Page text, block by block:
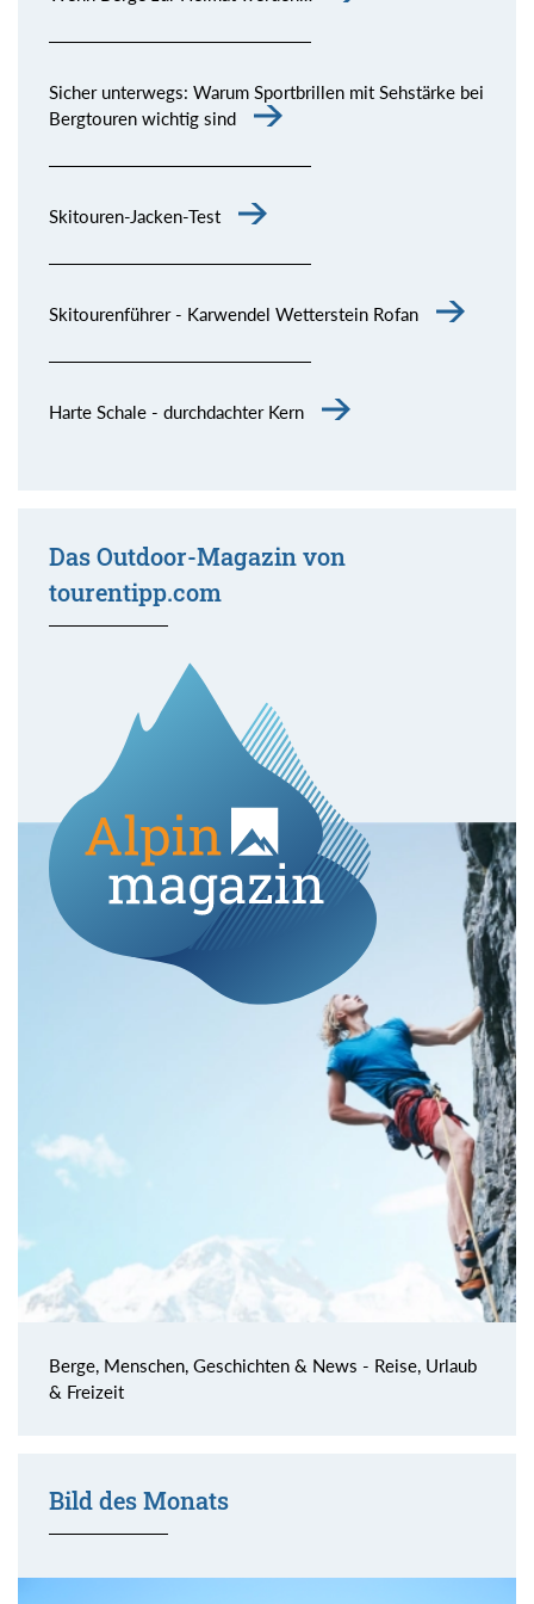
Sicher unterwegs: Warum Sportbrillen mit Sehstärke bei
Bergtouren wichtig sind
Skitouren-Jacken-Test
Skitourenführer - Karwendel Wetterstein Rofan
Harte Schale - durchdachter Kern
Das Outdoor-Magazin von
tourentipp.com
Berge, Menschen, Geschichten & News - Reise, Urlaub
& Freizeit
Bild des Monats